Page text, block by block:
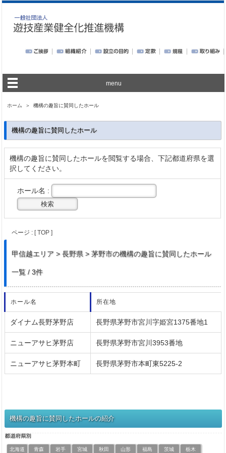
menu
ホーム ＞ 機構の趣旨に賛同したホール
機構の趣旨に賛同したホール
機構の趣旨に賛同したホールを閲覧する場合、下記都道府県を選
択してください。
ホール名 :
ページ : [ TOP ]
甲信越エリア > 長野県 > 茅野市の機構の趣旨に賛同したホール
一覧 / 3件
ホール名 所在地
ダイナム長野茅野店 長野県茅野市宮川字姫宮1375番地1
ニューアサヒ茅野店 長野県茅野市宮川3953番地
ニューアサヒ茅野本町 長野県茅野市本町東5225-2
機構の趣旨に賛同したホールの紹介
北海道 青森 岩手 宮城 秋田 山形 福島 茨城 栃木